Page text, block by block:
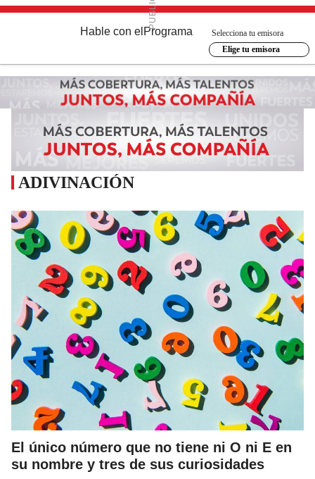
Hable con el Programa
Selecciona tu emisora
Elige tu emisora
ADIVINACIÓN
El único número que no tiene ni O ni E en
su nombre y tres de sus curiosidades